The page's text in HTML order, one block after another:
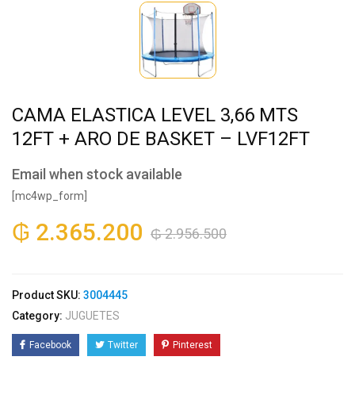
CAMA ELASTICA LEVEL 3,66 MTS
12FT + ARO DE BASKET – LVF12FT
Email when stock available
[mc4wp_form]
₲2.956.500
₲ 2.365.200
Product SKU: 3004445
Category: JUGUETES
Facebook Twitter Pinterest